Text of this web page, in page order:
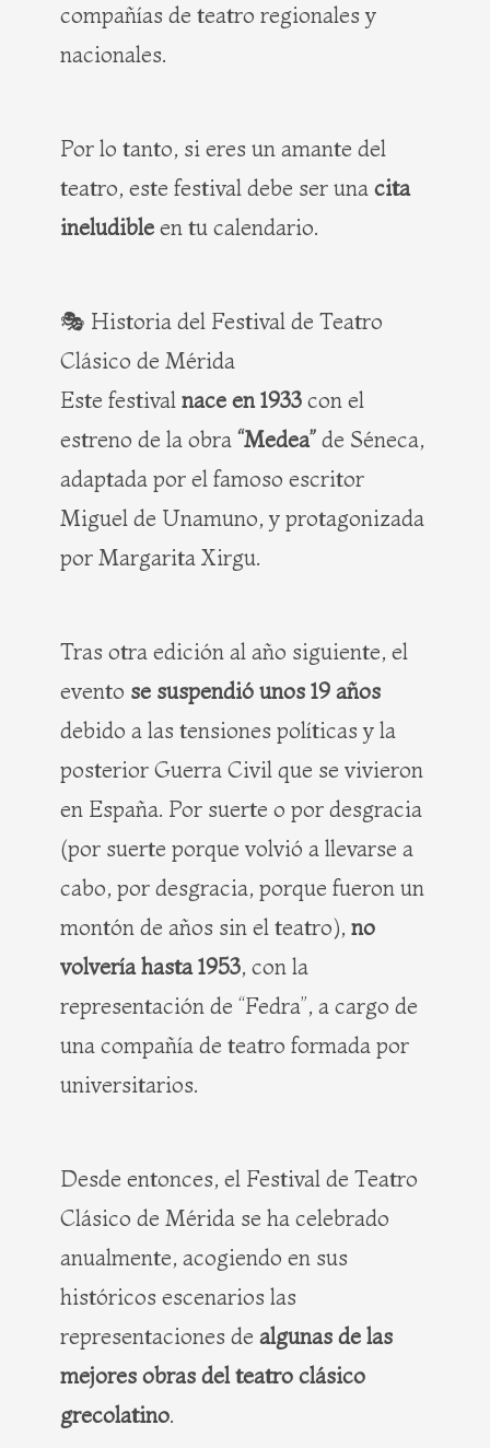
compañías de teatro regionales y
nacionales.
Por lo tanto, si eres un amante del
teatro, este festival debe ser una cita
ineludible en tu calendario.
🎭 Historia del Festival de Teatro
Clásico de Mérida
Este festival nace en 1933 con el
estreno de la obra “Medea” de Séneca,
adaptada por el famoso escritor
Miguel de Unamuno, y protagonizada
por Margarita Xirgu.
Tras otra edición al año siguiente, el
evento se suspendió unos 19 años
debido a las tensiones políticas y la
posterior Guerra Civil que se vivieron
en España. Por suerte o por desgracia
(por suerte porque volvió a llevarse a
cabo, por desgracia, porque fueron un
montón de años sin el teatro), no
volvería hasta 1953, con la
representación de “Fedra”, a cargo de
una compañía de teatro formada por
universitarios.
Desde entonces, el Festival de Teatro
Clásico de Mérida se ha celebrado
anualmente, acogiendo en sus
históricos escenarios las
representaciones de algunas de las
mejores obras del teatro clásico
grecolatino.